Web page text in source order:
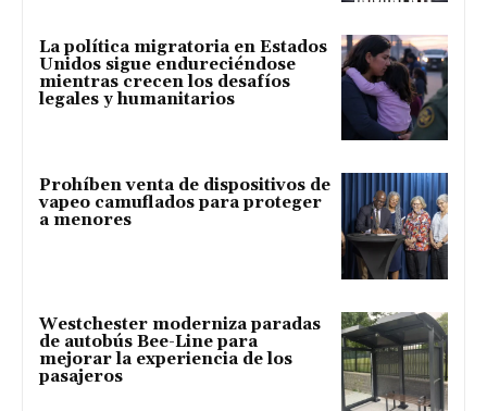
La política migratoria en Estados
Unidos sigue endureciéndose
mientras crecen los desafíos
legales y humanitarios
Prohíben venta de dispositivos de
vapeo camuflados para proteger
a menores
Westchester moderniza paradas
de autobús Bee-Line para
mejorar la experiencia de los
pasajeros